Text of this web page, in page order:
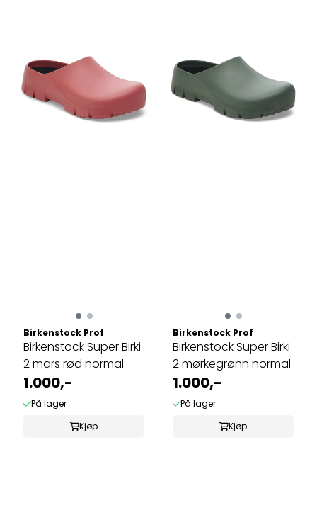
Birkenstock Prof
Birkenstock Super Birki
2 mars rød normal
1.000,-
På lager
Kjøp
Birkenstock Prof
Birkenstock Super Birki
2 mørkegrønn normal
1.000,-
På lager
Kjøp